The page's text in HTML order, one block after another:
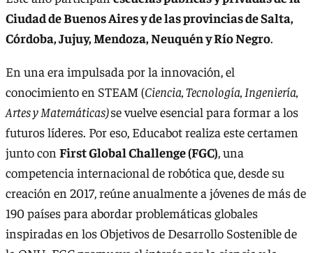
Ciudad de Buenos Aires y de las provincias de Salta,
Córdoba, Jujuy, Mendoza, Neuquén y Río Negro.
En una era impulsada por la innovación, el
conocimiento en STEAM (Ciencia, Tecnología, Ingeniería,
Artes y Matemáticas)se vuelve esencial para formar a los
futuros líderes. Por eso, Educabot realiza este certamen
junto con First Global Challenge (FGC), una
competencia internacional de robótica que, desde su
creación en 2017, reúne anualmente a jóvenes de más de
190 países para abordar problemáticas globales
inspiradas en los Objetivos de Desarrollo Sostenible de